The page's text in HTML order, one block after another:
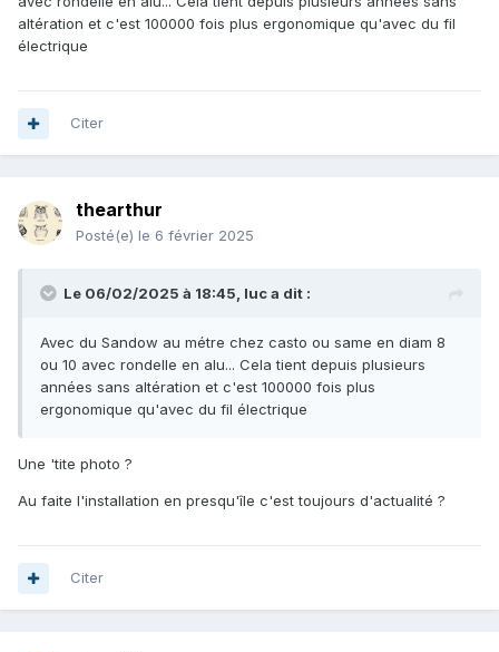
altération et c'est 100000 fois plus ergonomique qu'avec du fil
électrique
Citer
thearthur
Posté(e) le 6 février 2025
Le 06/02/2025 à 18:45, luca dit :
Avec du Sandow au métre chez casto ou same en diam 8
ou 10 avec rondelle en alu... Cela tient depuis plusieurs
années sans altération et c'est 100000 fois plus
ergonomique qu'avec du fil électrique
Une 'tite photo ?
Au faite l'installation en presqu'île c'est toujours d'actualité ?
Citer